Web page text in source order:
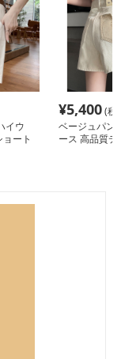
イウ
ート
¥5,400(税
ベージュパン
ース 高品質デ